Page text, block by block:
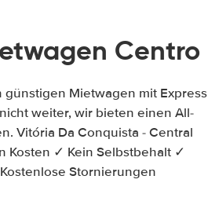
Centro
Mietwagen mit Express
weiter, wir bieten einen All-
Vitória Da Conquista - Central
Kosten ✓ Kein Selbstbehalt ✓
Stornierungen